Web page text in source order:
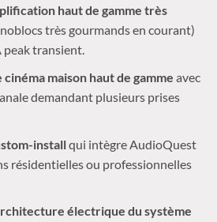
haut de gamme très
très gourmands en courant)
peak transient.
maison haut de gamme avec
demandant plusieurs prises
installqui intègre AudioQuest
résidentielles ou professionnelles
électrique du système